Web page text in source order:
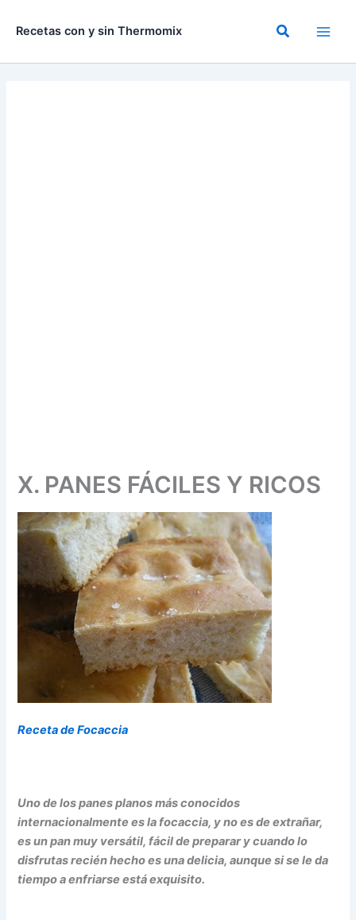
Recetas con y sin Thermomix Buscar
X. PANES FÁCILES Y RICOS
Receta de Focaccia
Uno de los panes planos más conocidos
internacionalmente es la focaccia, y no es de extrañar,
es un pan muy versátil, fácil de preparar y cuando lo
disfrutas recién hecho es una delicia, aunque si se le da
tiempo a enfriarse está exquisito.